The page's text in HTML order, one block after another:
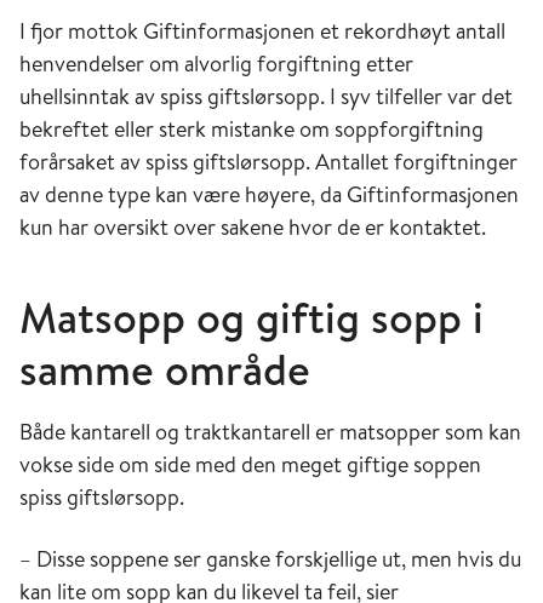
I fjor mottok Giftinformasjonen et rekordhøyt antall
henvendelser om alvorlig forgiftning etter
uhellsinntak av spiss giftslørsopp. I syv tilfeller var det
bekreftet eller sterk mistanke om soppforgiftning
forårsaket av spiss giftslørsopp. Antallet forgiftninger
av denne type kan være høyere, da Giftinformasjonen
kun har oversikt over sakene hvor de er kontaktet.
Matsopp og giftig sopp i
samme område
Både kantarell og traktkantarell er matsopper som kan
vokse side om side med den meget giftige soppen
spiss giftslørsopp.
– Disse soppene ser ganske forskjellige ut, men hvis du
kan lite om sopp kan du likevel ta feil, sier